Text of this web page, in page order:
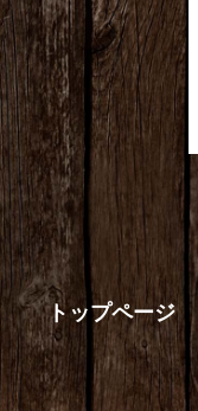
トップページ